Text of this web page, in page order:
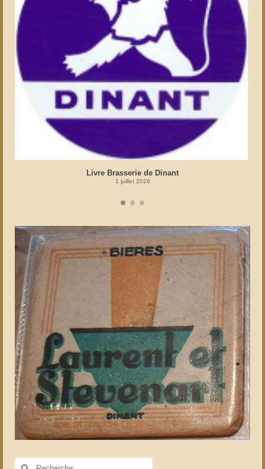
Livre Brasserie de Dinant
1 juillet 2026
Rechercher